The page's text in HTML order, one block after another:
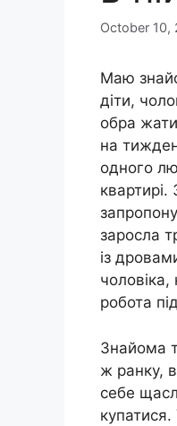
October 10,
Маю
діти,
обра
на
одного
заросла
із
робота
Знайома
ж ранку,
себе
купатися.